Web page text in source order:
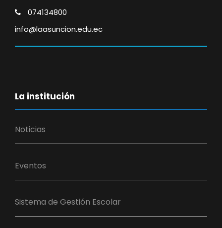
074134800
info@laasuncion.edu.ec
La institución
Noticias
Eventos
Sistema de Gestión Escolar